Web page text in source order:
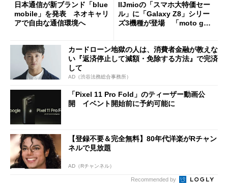
日本通信が新ブランド「blue
mobile」を発表 ネオキャリ
アで自由な通信環境へ
IIJmioの「スマホ大特価セー
ル」に「Galaxy Z8」シリー
ズ3機種が登場 「moto g37
カードローン地獄の人は、消費者金融が教えな
い『返済停止して減額・免除する方法』で完済
して
AD（渋谷法務総合事務所）
「Pixel 11 Pro Fold」のティーザー動画公
開 イベント開始前に予約可能に
【登録不要＆完全無料】80年代洋楽がRチャン
ネルで見放題
AD（Rチャンネル）
Recommended by